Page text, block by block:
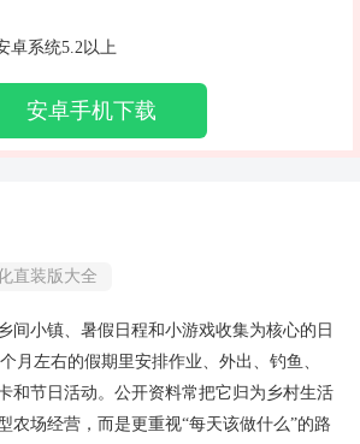
卓系统5.2以上
安卓手机下载
直装版大全
间小镇、暑假日程和小游戏收集为核心的日
月左右的假期里安排作业、外出、钓鱼、
和节日活动。公开资料常把它归为乡村生活
农场经营，而是更重视“每天该做什么”的路